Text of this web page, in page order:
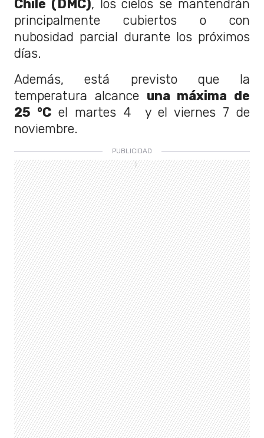
Chile (DMC), los cielos se mantendrán
principalmente cubiertos o con
nubosidad parcial durante los próximos
días.
Además, está previsto que la
temperatura alcance una máxima de
25 °C el martes 4 y el viernes 7 de
noviembre.